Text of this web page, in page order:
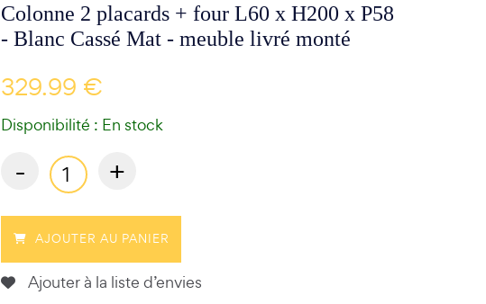
Colonne 2 placards + four L60 x H200 x P58
- Blanc Cassé Mat - meuble livré monté
329.99 €
Disponibilité : En stock
- +
AJOUTER AU PANIER
Ajouter à la liste d’envies